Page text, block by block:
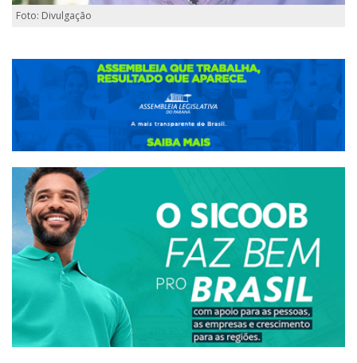
Foto: Divulgação